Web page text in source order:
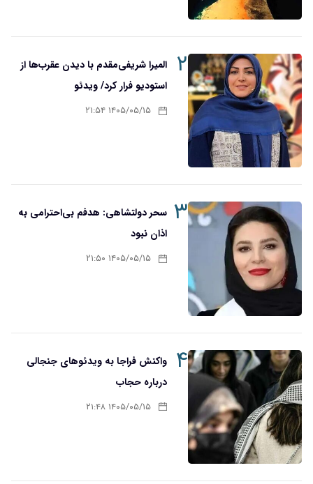
۲
المیرا شریفی‌مقدم با دیدن عقرب‌ها از
استودیو فرار کرد/ ویدئو
۱۴۰۵/۰۵/۱۵ ۲۱:۵۴
۳ سحر دولتشاهی: هدفم بی‌احترامی به
اذان نبود
۱۴۰۵/۰۵/۱۵ ۲۱:۵۰
۴
واکنش فراجا به ویدئوهای جنجالی
درباره حجاب
۱۴۰۵/۰۵/۱۵ ۲۱:۴۸